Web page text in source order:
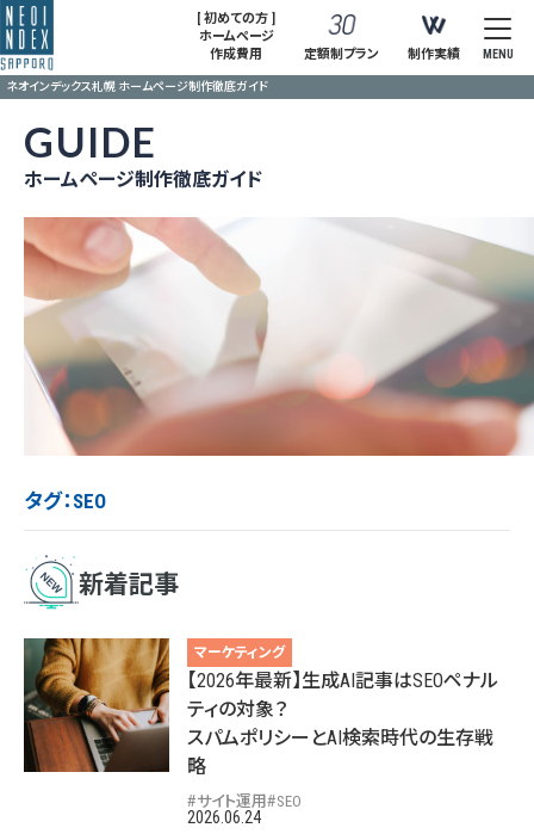
[ 初めての方 ]
ホームページ
作成費用
定額制プラン 制作実績 MENU
ネオインデックス札幌 ホームページ制作徹底ガイド
GUIDE
ホームページ制作徹底ガイド
タグ：SEO
新着記事
マーケティング
【2026年最新】生成AI記事はSEOペナル
ティの対象？
スパムポリシーとAI検索時代の生存戦
略
サイト運用 SEO
2026.06.24